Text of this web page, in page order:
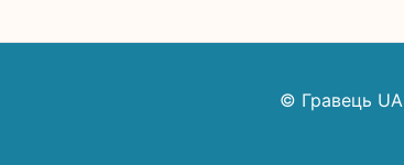
© Гравець UA